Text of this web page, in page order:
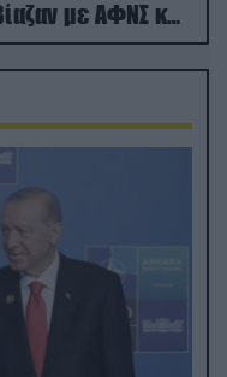
με ΑΦΝΣ και